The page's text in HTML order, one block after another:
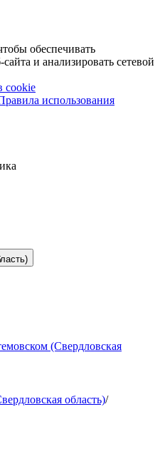
обеспечивать
и анализировать сетевой
cookie
использования
(Свердловская
область)/